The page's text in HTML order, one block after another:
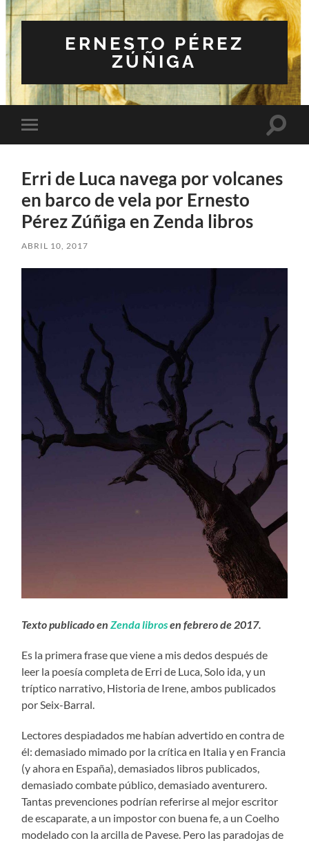
ERNESTO PÉREZ
ZÚÑIGA
Alternar
el
móvil
Erri de Luca navega por volcanes
en barco de vela por Ernesto
Pérez Zúñiga en Zenda libros
ABRIL 10, 2017
Texto publicado en Zenda librosen febrero de 2017.
Es la primera frase que viene a mis dedos después de
leer la poesía completa de Erri de Luca, Solo ida, y un
tríptico narrativo, Historia de Irene, ambos publicados
por Seix-Barral.
Lectores despiadados me habían advertido en contra de
él: demasiado mimado por la crítica en Italia y en Francia
(y ahora en España), demasiados libros publicados,
demasiado combate público, demasiado aventurero.
Tantas prevenciones podrían referirse al mejor escritor
de escaparate, a un impostor con buena fe, a un Coelho
modelado con la arcilla de Pavese. Pero las paradojas de